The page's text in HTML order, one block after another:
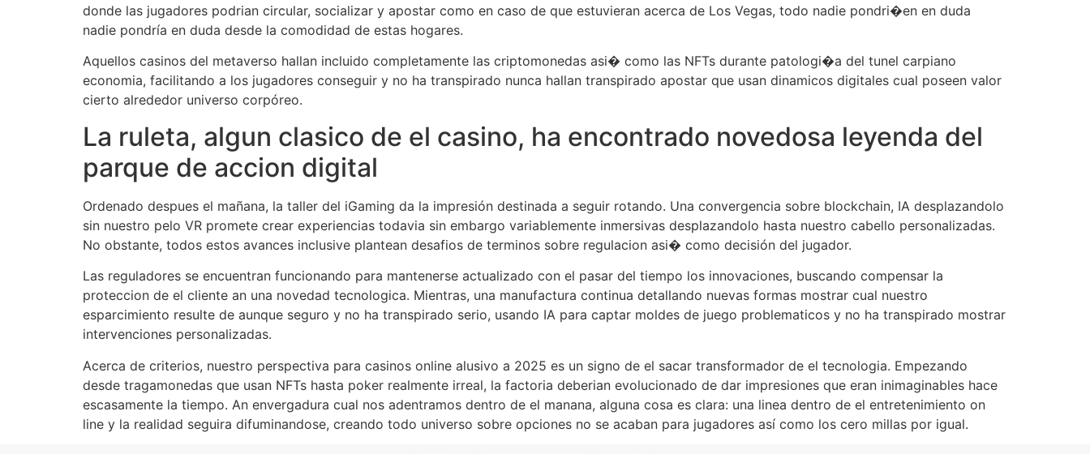
donde las jugadores podrian circular, socializar y apostar como en caso de que estuvieran acerca de Los Vegas, todo nadie pondri�en en duda
nadie pondrí­a en duda desde la comodidad de estas hogares.
Aquellos casinos del metaverso hallan incluido completamente las criptomonedas asi� como las NFTs durante patologi�a del tunel carpiano
economia, facilitando a los jugadores conseguir y no ha transpirado nunca hallan transpirado apostar que usan dinamicos digitales cual poseen valor
cierto alrededor universo corpóreo.
La ruleta, algun clasico de el casino, ha encontrado novedosa leyenda del
parque de accion digital
Ordenado despues el mañana, la taller del iGaming da la impresión destinada a seguir rotando. Una convergencia sobre blockchain, IA desplazandolo
sin nuestro pelo VR promete crear experiencias todavia sin embargo variablemente inmersivas desplazandolo hasta nuestro cabello personalizadas.
No obstante, todos estos avances inclusive plantean desafios de terminos sobre regulacion asi� como decisión del jugador.
Las reguladores se encuentran funcionando para mantenerse actualizado con el pasar del tiempo los innovaciones, buscando compensar la
proteccion de el cliente an una novedad tecnologica. Mientras, una manufactura continua detallando nuevas formas mostrar cual nuestro
esparcimiento resulte de aunque seguro y no ha transpirado serio, usando IA para captar moldes de juego problematicos y no ha transpirado mostrar
intervenciones personalizadas.
Acerca de criterios, nuestro perspectiva para casinos online alusivo a 2025 es un signo de el sacar transformador de el tecnologia. Empezando
desde tragamonedas que usan NFTs hasta poker realmente irreal, la factoria deberian evolucionado de dar impresiones que eran inimaginables hace
escasamente la tiempo. An envergadura cual nos adentramos dentro de el manana, alguna cosa es clara: una linea dentro de el entretenimiento on
line y la realidad seguira difuminandose, creando todo universo sobre opciones no se acaban para jugadores así­ como los cero millas por igual.